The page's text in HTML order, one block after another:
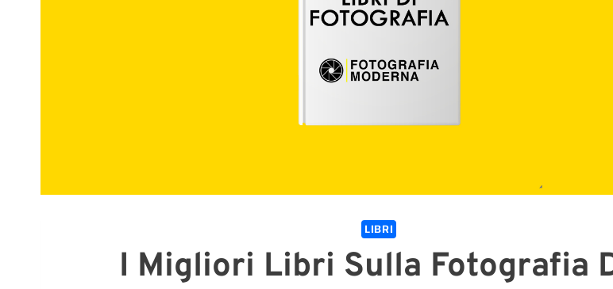
LIBRI
I Migliori Libri Sulla Fotografia